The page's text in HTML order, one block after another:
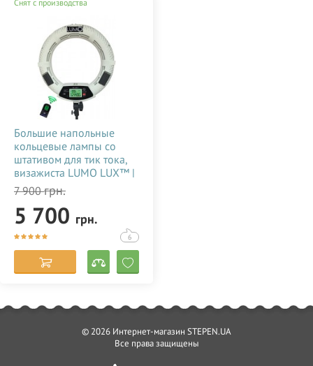
Снят с производства
Большие напольные
кольцевые лампы со
штативом для тик тока,
визажиста LUMO LUX™ |
96 Ватт | диаметром 45
см. с держателем для
телефона купить
недорого в Украине
(Одессе) 356786
7 900грн.
5 700 грн.
6
© 2026 Интернет-магазин STEPEN.UA
Все права защищены